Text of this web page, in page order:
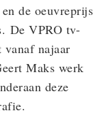
de oeuvreprijs
De VPRO tv-
vanaf najaar
Maks werk
deze